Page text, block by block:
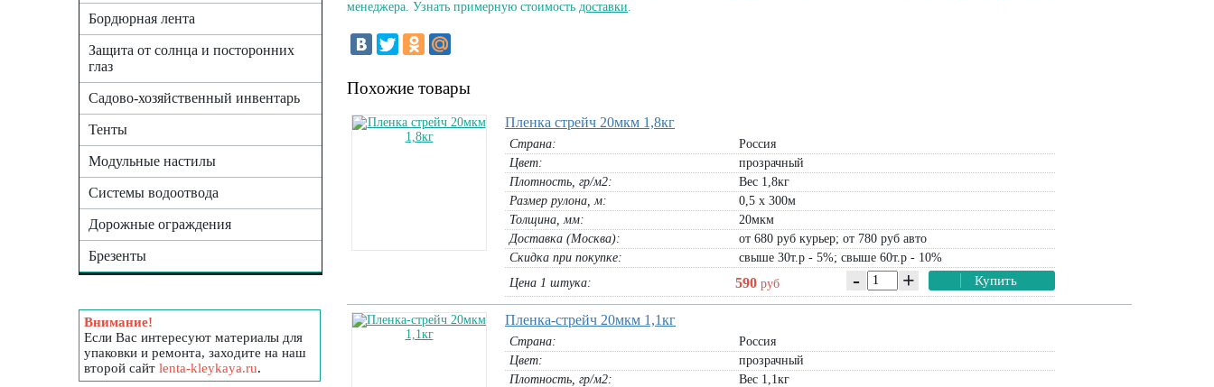
Бордюрная лента
Защита от солнца и посторонних
глаз
Садово-хозяйственный инвентарь
Тенты
Модульные настилы
Системы водоотвода
Дорожные ограждения
Брезенты
Внимание!
Если Вас интересуют материалы для
упаковки и ремонта, заходите на наш
второй сайт lenta-kleykaya.ru.
менеджера. Узнать примерную стоимость доставки.
Похожие товары
Пленка стрейч 20мкм 1,8кг
Страна:
Россия
Цвет:
прозрачный
Плотность, гр/м2:
Вес 1,8кг
Размер рулона, м:
0,5 х 300м
Толщина, мм:
20мкм
Доставка (Москва):
от 680 руб курьер; от 780 руб авто
Скидка при покупке:
свыше 30т.р - 5%; свыше 60т.р - 10%
Цена 1 штука:
590 руб - + Купить
Пленка-стрейч 20мкм 1,1кг
Страна:
Россия
Цвет:
прозрачный
Плотность, гр/м2:
Вес 1,1кг